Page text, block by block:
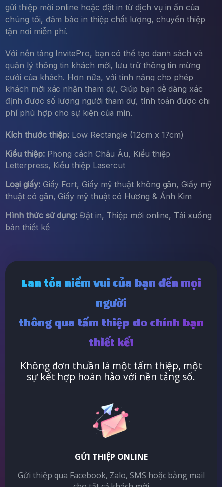
gửi thiệp mời online hoặc đặt in từ dịch vụ in ấn của
chúng tôi, đảm bảo in thiệp chất lượng, chuyển thiệp
tận nơi miễn phí.
Với nền tảng InvitePro, bạn có thể tạo danh sách và
quản lý thông tin khách mời, lưu trữ thông tin mừng
cưới của khách. Hơn nữa, với tính năng cho phép
khách mời xác nhận tham dự, Giúp bạn dễ dàng xác
định được số lượng người tham dự, tính toán được chi
phí phù hợp cho sự kiện của mìn.
Kích thước thiệp:Low Rectangle (12cm x 17cm)
Kiểu thiệp:Phong cách Châu Âu, Kiểu thiệp
Letterpress, Kiểu thiệp Lasercut
Loại giấy:Giấy Fort, Giấy mỹ thuật không gân, Giấy mỹ
thuật có gân, Giấy mỹ thuật có Hương & Ánh Kim
Hình thức sử dụng:Đặt in, Thiệp mời online, Tải xuống
bản thiết kế
Lan tỏa niềm vui của bạn đến mọi
người
thông qua tấm thiệp do chính bạn
thiết kế!
Không đơn thuần là một tấm thiệp, một
sự kết hợp hoàn hảo với nền tảng số.
GỬI THIỆP ONLINE
Gửi thiệp qua Facebook, Zalo, SMS hoặc bằng mail